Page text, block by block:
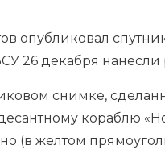
опубликовал
26 декабря
снимке,
кораблю
(в желтом